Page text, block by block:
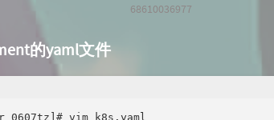
68610036977
的yaml文件
0607tz]# vim k8s.yaml